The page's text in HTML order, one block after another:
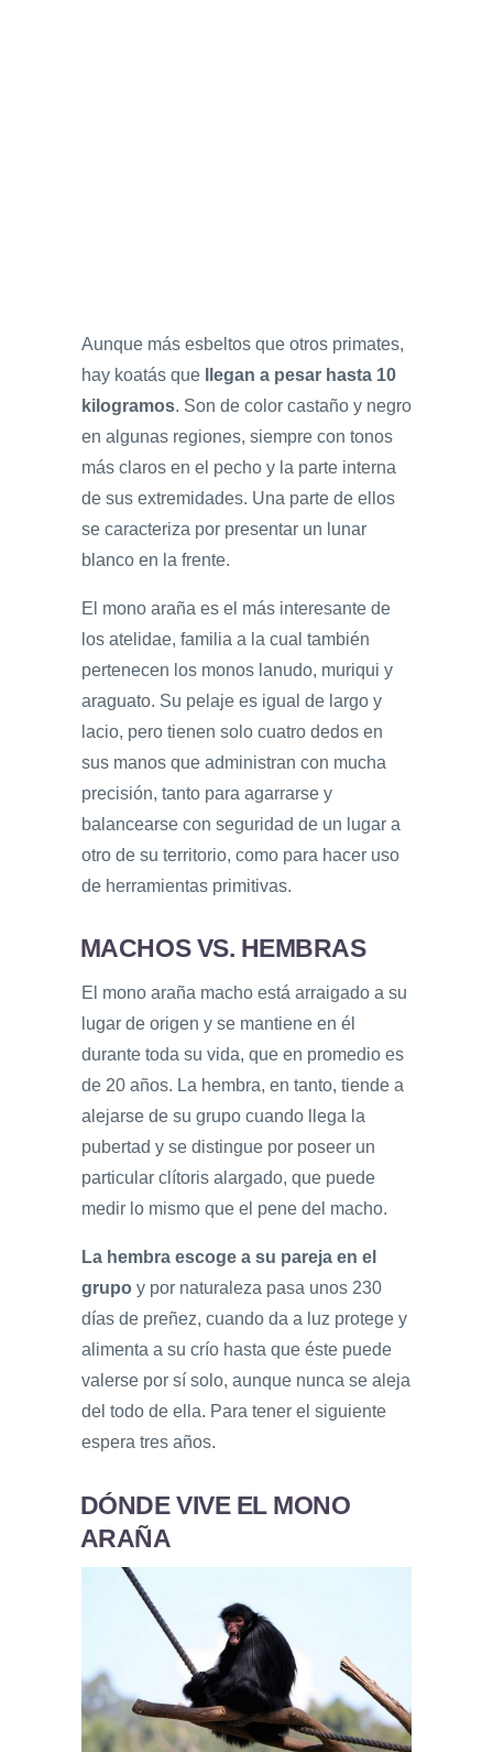
Aunque más esbeltos que otros primates,
hay koatás que
llegan a pesar hasta 10
kilogramos. Son de color castaño y negro
en algunas regiones, siempre con tonos
más claros en el pecho y la parte interna
de sus extremidades. Una parte de ellos
se caracteriza por presentar un lunar
blanco en la frente.
El mono araña es el más interesante de
los atelidae, familia a la cual también
pertenecen los monos lanudo, muriqui y
araguato. Su pelaje es igual de largo y
lacio, pero tienen solo cuatro dedos en
sus manos que administran con mucha
precisión, tanto para agarrarse y
balancearse con seguridad de un lugar a
otro de su territorio, como para hacer uso
de herramientas primitivas.
MACHOS VS. HEMBRAS
El mono araña macho está arraigado a su
lugar de origen y se mantiene en él
durante toda su vida, que en promedio es
de 20 años. La hembra, en tanto, tiende a
alejarse de su grupo cuando llega la
pubertad y se distingue por poseer un
particular clítoris alargado, que puede
medir lo mismo que el pene del macho.
La hembra escoge a su pareja en el
grupo y por naturaleza pasa unos 230
días de preñez, cuando da a luz protege y
alimenta a su crío hasta que éste puede
valerse por sí solo, aunque nunca se aleja
del todo de ella. Para tener el siguiente
espera tres años.
DÓNDE VIVE EL MONO
ARAÑA